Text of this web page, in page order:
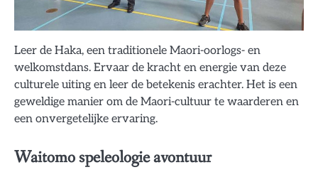
Leer de Haka, een traditionele Maori-oorlogs- en
welkomstdans. Ervaar de kracht en energie van deze
culturele uiting en leer de betekenis erachter. Het is een
geweldige manier om de Maori-cultuur te waarderen en
een onvergetelijke ervaring.
Waitomo speleologie avontuur